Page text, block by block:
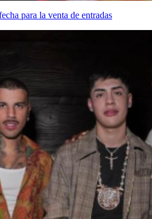
para la venta de entradas